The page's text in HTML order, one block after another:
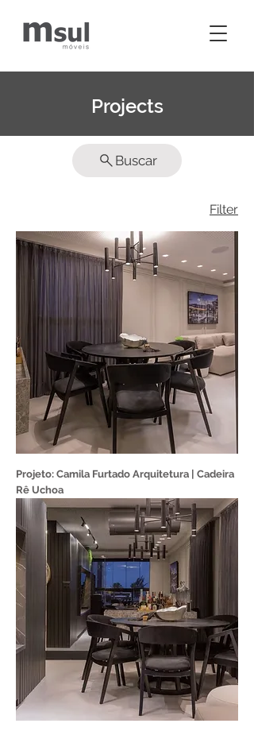
Projects
Buscar
Filter
Projeto: Camila Furtado Arquitetura | Cadeira
Rê Uchoa